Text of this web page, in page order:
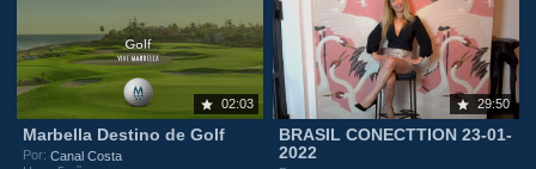
02:03
Marbella Destino de Golf
Por:Canal Costa
29:50
BRASIL CONECTTION 23-01-
2022